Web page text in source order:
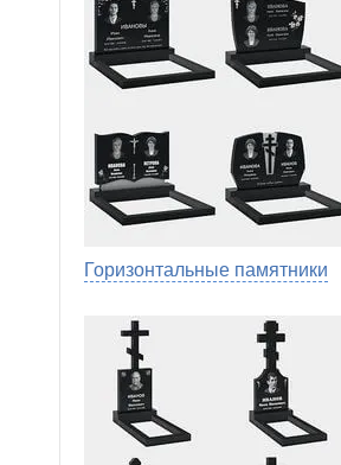
Горизонтальные памятники